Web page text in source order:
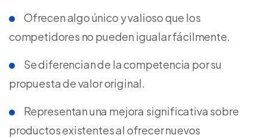
Ofrecen algo único y valioso que los
competidores no pueden igualar fácilmente.
Se diferencian de la competencia por su
propuesta de valor original.
Representan una mejora significativa sobre
productos existentes al ofrecer nuevos